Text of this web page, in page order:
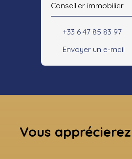
Conseiller immobilier
+33 6 47 85 83 97
Envoyer un e-mail
Vous apprécierez